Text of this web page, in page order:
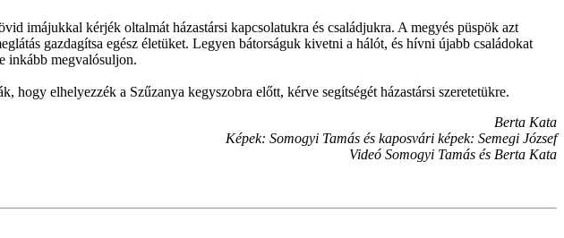
imájukkal kérjék oltalmát házastársi kapcsolatukra és családjukra. A megyés püspök azt
gazdagítsa egész életüket. Legyen bátorságuk kivetni a hálót, és hívni újabb családokat
inkább megvalósuljon.
hogy elhelyezzék a Szűzanya kegyszobra előtt, kérve segítségét házastársi szeretetükre.
Berta Kata
Képek: Somogyi Tamás és kaposvári képek: Semegi József
Videó Somogyi Tamás és Berta Kata